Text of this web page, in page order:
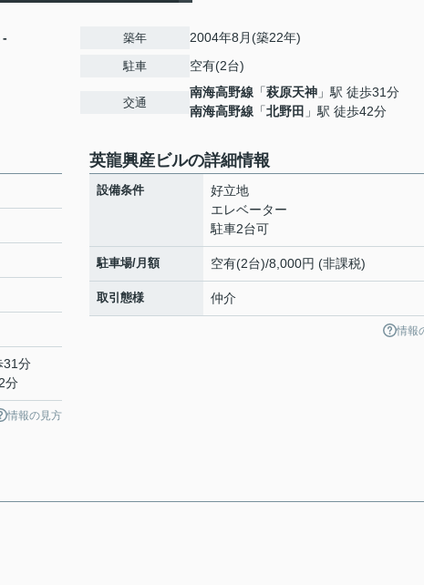
- 築年 2004年8月(築22年)
駐車 空有(2台)
交通
南海高野線 「萩原天神 」駅 徒歩31分
南海高野線 「北野田 」駅 徒歩42分
31分
分
情報の見方
英龍興産ビルの詳細情報
設備条件
好立地
エレベーター
駐車2台可
駐車場/月額 空有(2台)/8,000円 (非課税)
取引態様 仲介
情報